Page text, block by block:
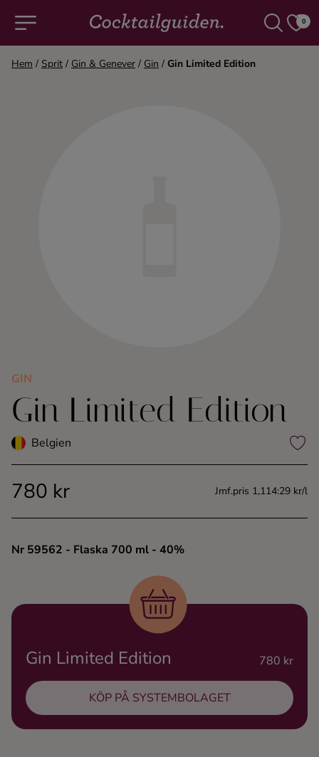
0
Likör
Rom
Shots
Ingredienser
Hem / Sprit / Gin & Genever / Gin / Gin Limited Edition
GIN
Gin Limited Edition
Belgien
780 kr Jmf.pris 1,114:29 kr/l
Nr 59562 - Flaska 700 ml - 40%
Gin Limited Edition 780 kr
KÖP PÅ SYSTEMBOLAGET